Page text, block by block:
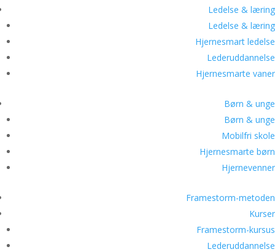
Ledelse & læring
Ledelse & læring
Hjernesmart ledelse
Lederuddannelse
Hjernesmarte vaner
Børn & unge
Børn & unge
Mobilfri skole
Hjernesmarte børn
Hjernevenner
Framestorm-metoden
Kurser
Framestorm-kursus
Lederuddannelse